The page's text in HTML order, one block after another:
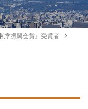
学振興会賞』受賞者